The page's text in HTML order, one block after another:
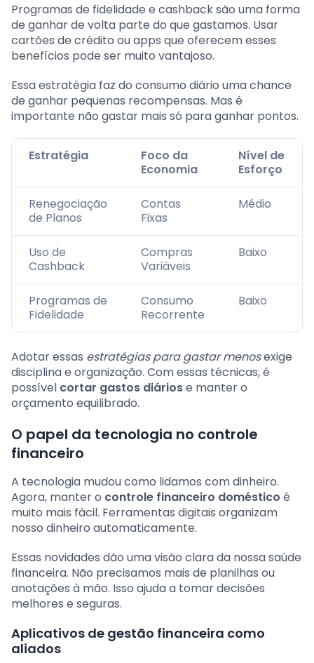
Programas de fidelidade e cashback são uma forma
de ganhar de volta parte do que gastamos. Usar
cartões de crédito ou apps que oferecem esses
benefícios pode ser muito vantajoso.
Essa estratégia faz do consumo diário uma chance
de ganhar pequenas recompensas. Mas é
importante não gastar mais só para ganhar pontos.
Estratégia
Foco da
Economia
Nível de
Esforço
Renegociação
de Planos
Contas
Fixas
Médio
Uso de
Cashback
Compras
Variáveis
Baixo
Programas de
Fidelidade
Consumo
Recorrente
Baixo
Adotar essas estratégias para gastar menosexige
disciplina e organização. Com essas técnicas, é
possível cortar gastos diáriose manter o
orçamento equilibrado.
O papel da tecnologia no controle
financeiro
A tecnologia mudou como lidamos com dinheiro.
Agora, manter o controle financeiro doméstico é
muito mais fácil. Ferramentas digitais organizam
nosso dinheiro automaticamente.
Essas novidades dão uma visão clara da nossa saúde
financeira. Não precisamos mais de planilhas ou
anotações à mão. Isso ajuda a tomar decisões
melhores e seguras.
Aplicativos de gestão financeira como
aliados